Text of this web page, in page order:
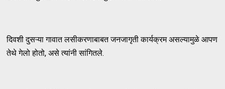
दिवशी दुसऱ्या गावात लसीकरणाबाबत जनजागृती कार्यक्रम असल्यामुळे आपण
तेथे गेलो होतो, असे त्यांनी सांगितले.